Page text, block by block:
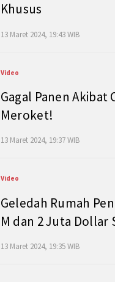
Khusus
13 Maret 2024, 19:43 WIB
Video
Gagal Panen Akibat
Meroket!
13 Maret 2024, 19:37 WIB
Video
Geledah Rumah
M dan 2 Juta Dollar
13 Maret 2024, 19:35 WIB